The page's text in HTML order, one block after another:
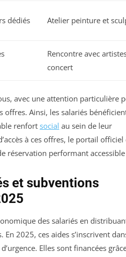
dédiés Atelier peinture et
Rencontre avec
concert
avec une attention particulière
offres. Ainsi, les salariés
renfort social au sein de leur
à ces offres, le portail officiel
réservation performant
et subventions
des salariés en
En 2025, ces aides s’inscrivent
Elles sont financées